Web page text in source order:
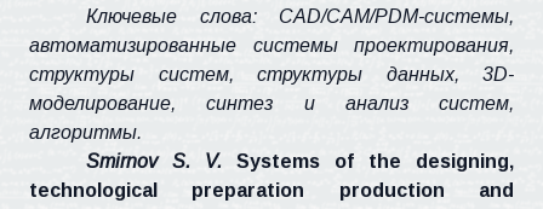
Ключевые слова: CAD/CAM/PDM-системы,
автоматизированные системы проектирования,
структуры систем, структуры данных, 3D-
моделирование, синтез и анализ систем,
алгоритмы.
Smirnov S. V.Systems of the designing,
technological preparation production and